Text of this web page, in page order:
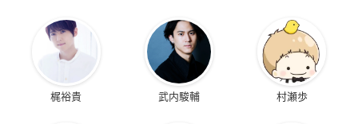
梶裕貴 武内駿輔 村瀬歩